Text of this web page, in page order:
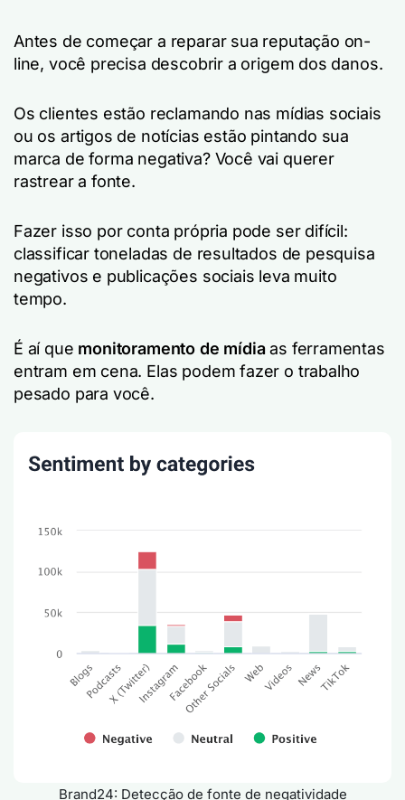
Antes de começar a reparar sua reputação on-
line, você precisa descobrir a origem dos danos.
Os clientes estão reclamando nas mídias sociais
ou os artigos de notícias estão pintando sua
marca de forma negativa? Você vai querer
rastrear a fonte.
Fazer isso por conta própria pode ser difícil:
classificar toneladas de resultados de pesquisa
negativos e publicações sociais leva muito
tempo.
É aí que monitoramento de mídiaas ferramentas
entram em cena. Elas podem fazer o trabalho
pesado para você.
Brand24: Detecção de fonte de negatividade